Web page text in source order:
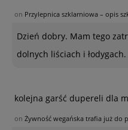
on Przylepnica szklarniowa – opis
Dzień dobry. Mam tego
dolnych liściach i
kolejna garść dupereli dla
on Żywność wegańska trafia już do